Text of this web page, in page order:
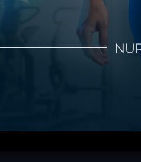
Datenschutz
Vertrag kündigen